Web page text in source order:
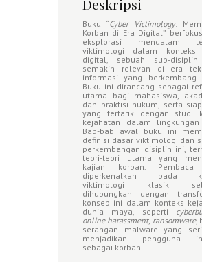
Deskripsi
Buku “Cyber Victimology:
Korban di Era Digital”
eksplorasi mendalam
viktimologi dalam konteks
digital, sebuah sub-
semakin relevan di era
informasi yang berkembang
Buku ini dirancang sebagai
utama bagi mahasiswa,
dan praktisi hukum, serta
yang tertarik dengan studi
kejahatan dalam lingkungan
Bab-bab awal buku ini
definisi dasar viktimologi dan
perkembangan disiplin ini,
teori-teori utama yang
kajian korban. Pembaca
diperkenalkan pada
viktimologi klasik
dihubungkan dengan
konsep ini dalam konteks
dunia maya, seperti
online harassment, ransomware,
serangan malware yang
menjadikan pengguna
sebagai korban.